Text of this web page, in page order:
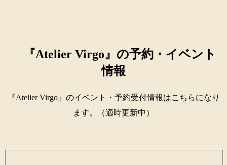
『Atelier Virgo』の予約・イベント
情報
『Atelier Virgo』のイベント・予約受付情報はこちらになり
ます。（適時更新中）